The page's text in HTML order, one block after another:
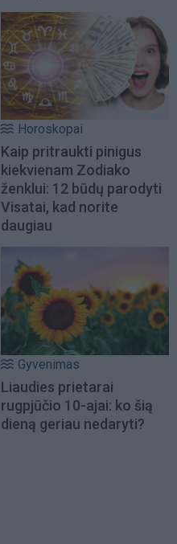
Horoskopai
Kaip pritraukti pinigus
kiekvienam Zodiako
ženklui: 12 būdų parodyti
Visatai, kad norite
daugiau
Gyvenimas
Liaudies prietarai
rugpjūčio 10-ajai: ko šią
dieną geriau nedaryti?